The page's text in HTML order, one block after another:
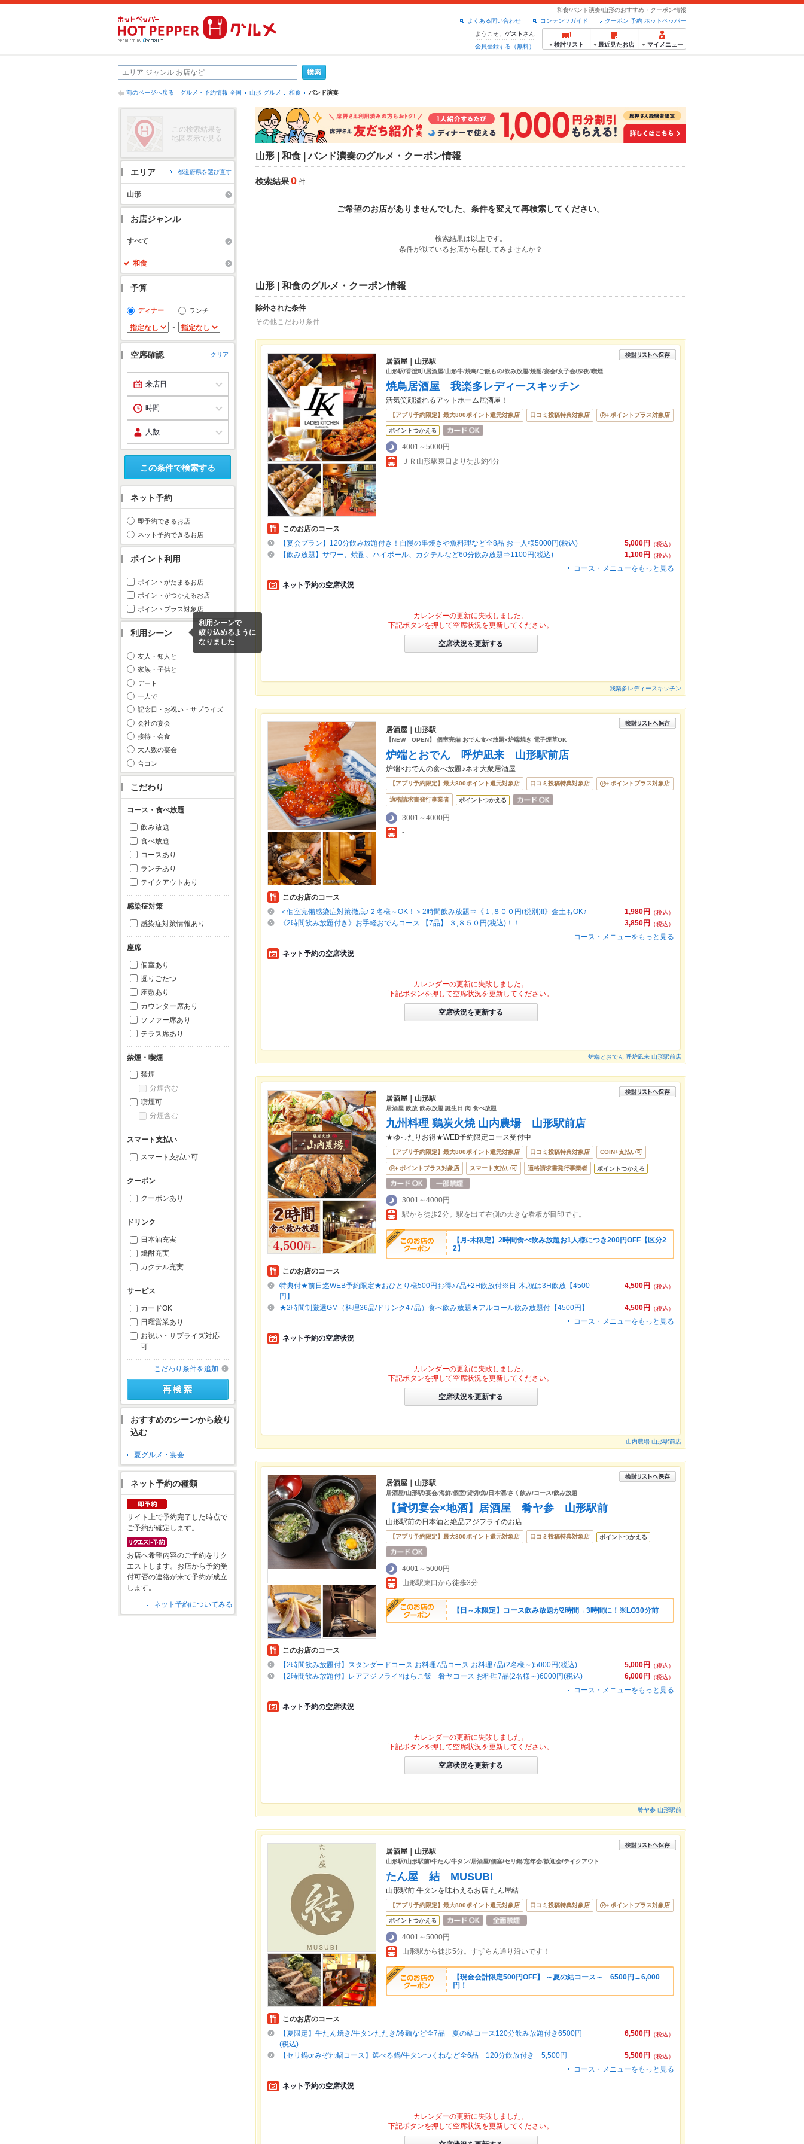
和食/バンド演奏/山形のおすすめ・クーポン情報
クーポン 予約 ホットペッパー
コンテンツガイド
よくある問い合わせ
ようこそ、 ゲスト さん
会員登録する（無料）
検討リスト 最近見たお店 マイメニュー
前のページへ戻る グルメ・予約情報 全国 山形 グルメ 和食 バンド演奏
この検索結果を
地図表示で見る
エリア 都道府県を選び直す
山形
お店ジャンル
すべて
和食
予算
ディナー ランチ
～
空席確認 クリア
この条件で検索する
ネット予約
即予約できるお店
ネット予約できるお店
ポイント利用
ポイントがたまるお店
ポイントがつかえるお店
ポイントプラス対象店
利用シーン
利用シーンで
絞り込めるように
なりました
友人・知人と
家族・子供と
デート
一人で
記念日・お祝い・サプライズ
会社の宴会
接待・会食
大人数の宴会
合コン
こだわり
コース・食べ放題
飲み放題
食べ放題
コースあり
ランチあり
テイクアウトあり
感染症対策
感染症対策情報あり
座席
個室あり
掘りごたつ
座敷あり
カウンター席あり
ソファー席あり
テラス席あり
禁煙・喫煙
禁煙
分煙含む
喫煙可
分煙含む
スマート支払い
スマート支払い可
クーポン
クーポンあり
ドリンク
日本酒充実
焼酎充実
カクテル充実
サービス
カードOK
日曜営業あり
お祝い・サプライズ対応
可
こだわり条件を追加
おすすめのシーンから絞り
込む
夏グルメ・宴会
ネット予約の種類
サイト上で予約完了した時点で
ご予約が確定します。
お店へ希望内容のご予約をリク
エストします。お店から予約受
付可否の連絡が来て予約が成立
します。
ネット予約についてみる
山形 | 和食 | バンド演奏のグルメ・クーポン情報
検索結果0 件
ご希望のお店がありませんでした。条件を変えて再検索してください。
検索結果は以上です。
条件が似ているお店から探してみませんか？
山形 | 和食のグルメ・クーポン情報
除外された条件
その他こだわり条件
居酒屋｜山形駅
山形駅/香澄町/居酒屋/山形牛/焼鳥/ご飯もの/飲み放題/焼酎/宴会/女子会/深夜/喫煙
焼鳥居酒屋 我楽多レディースキッチン
活気笑顔溢れるアットホーム居酒屋！
【アプリ予約限定】最大800ポイント還元対象店 口コミ投稿特典対象店 ポイントプラス対象店
ポイントつかえる
4001～5000円
ＪＲ山形駅東口より徒歩約4分
このお店のコース
5,000円
（税込）
【宴会プラン】120分飲み放題付き！自慢の串焼きや魚料理など全8品 お一人様5000円(税込)
1,100円
（税込）
【飲み放題】サワー、焼酎、ハイボール、カクテルなど60分飲み放題⇒1100円(税込)
コース・メニューをもっと見る
ネット予約の空席状況
カレンダーの更新に失敗しました。
下記ボタンを押して空席状況を更新してください。
空席状況を更新する
我楽多レディースキッチン
居酒屋｜山形駅
【NEW OPEN】 個室完備 おでん食べ放題×炉端焼き 電子煙草OK
炉端とおでん 呼炉凪来 山形駅前店
炉端×おでんの食べ放題♪ネオ大衆居酒屋
【アプリ予約限定】最大800ポイント還元対象店 口コミ投稿特典対象店 ポイントプラス対象店
適格請求書発行事業者 ポイントつかえる
3001～4000円
-
このお店のコース
1,980円
（税込）
＜個室完備感染症対策徹底♪２名様～OK！＞2時間飲み放題⇒《１,８００円(税別)!!》金土もOK♪
3,850円
（税込）
《2時間飲み放題付き》お手軽おでんコース 【7品】 ３,８５０円(税込)！！
コース・メニューをもっと見る
ネット予約の空席状況
カレンダーの更新に失敗しました。
下記ボタンを押して空席状況を更新してください。
空席状況を更新する
炉端とおでん 呼炉凪来 山形駅前店
居酒屋｜山形駅
居酒屋 飲放 飲み放題 誕生日 肉 食べ放題
九州料理 鶏炭火焼 山内農場 山形駅前店
★ゆったりお得★WEB予約限定コース受付中
【アプリ予約限定】最大800ポイント還元対象店 口コミ投稿特典対象店 COIN+支払い可
ポイントプラス対象店 スマート支払い可 適格請求書発行事業者 ポイントつかえる
3001～4000円
駅から徒歩2分。駅を出て右側の大きな看板が目印です。
【月‐木限定】2時間食べ飲み放題お1人様につき200円OFF【区分2
2】
このお店のコース
4,500円
（税込）
特典付★前日迄WEB予約限定★おひとり様500円お得♪7品+2H飲放付※日-木,祝は3H飲放【4500
円】
4,500円
（税込）
★2時間制厳選GM（料理36品/ドリンク47品）食べ飲み放題★アルコール飲み放題付【4500円】
コース・メニューをもっと見る
ネット予約の空席状況
カレンダーの更新に失敗しました。
下記ボタンを押して空席状況を更新してください。
空席状況を更新する
山内農場 山形駅前店
居酒屋｜山形駅
居酒屋/山形駅/宴会/海鮮/個室/貸切/魚/日本酒/さく飲み/コース/飲み放題
【貸切宴会×地酒】居酒屋 肴ヤ参 山形駅前
山形駅前の日本酒と絶品アジフライのお店
【アプリ予約限定】最大800ポイント還元対象店 口コミ投稿特典対象店 ポイントつかえる
4001～5000円
山形駅東口から徒歩3分
【日～木限定】コース飲み放題が2時間→3時間に！※LO30分前
このお店のコース
5,000円
（税込）
【2時間飲み放題付】スタンダードコース お料理7品コース お料理7品(2名様～)5000円(税込)
6,000円
（税込）
【2時間飲み放題付】レアアジフライ×はらこ飯 肴ヤコース お料理7品(2名様～)6000円(税込)
コース・メニューをもっと見る
ネット予約の空席状況
カレンダーの更新に失敗しました。
下記ボタンを押して空席状況を更新してください。
空席状況を更新する
肴ヤ参 山形駅前
居酒屋｜山形駅
山形駅/山形駅前/牛たん/牛タン/居酒屋/個室/セリ鍋/忘年会/歓迎会/テイクアウト
たん屋 結 MUSUBI
山形駅前 牛タンを味わえるお店 たん屋結
【アプリ予約限定】最大800ポイント還元対象店 口コミ投稿特典対象店 ポイントプラス対象店
ポイントつかえる
4001～5000円
山形駅から徒歩5分。すずらん通り沿いです！
【現金会計限定500円OFF】 ～夏の結コース～ 6500円→6,000
円！
このお店のコース
6,500円
（税込）
【夏限定】牛たん焼き/牛タンたたき/冷麺など全7品 夏の結コース120分飲み放題付き6500円
(税込)
5,500円
（税込）
【セリ鍋orみぞれ鍋コース】選べる鍋/牛タンつくねなど全6品 120分飲放付き 5,500円
コース・メニューをもっと見る
ネット予約の空席状況
カレンダーの更新に失敗しました。
下記ボタンを押して空席状況を更新してください。